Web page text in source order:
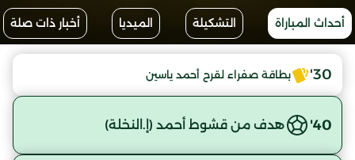
أحداث المباراة التشكيلة الميديا أخبار ذات صلة
30' بطاقة صفراء لقرح أحمد ياسين
40' هدف من قشوط أحمد (إ.النخلة)